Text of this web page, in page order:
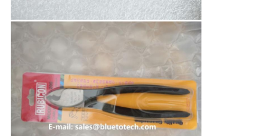
用
を
要